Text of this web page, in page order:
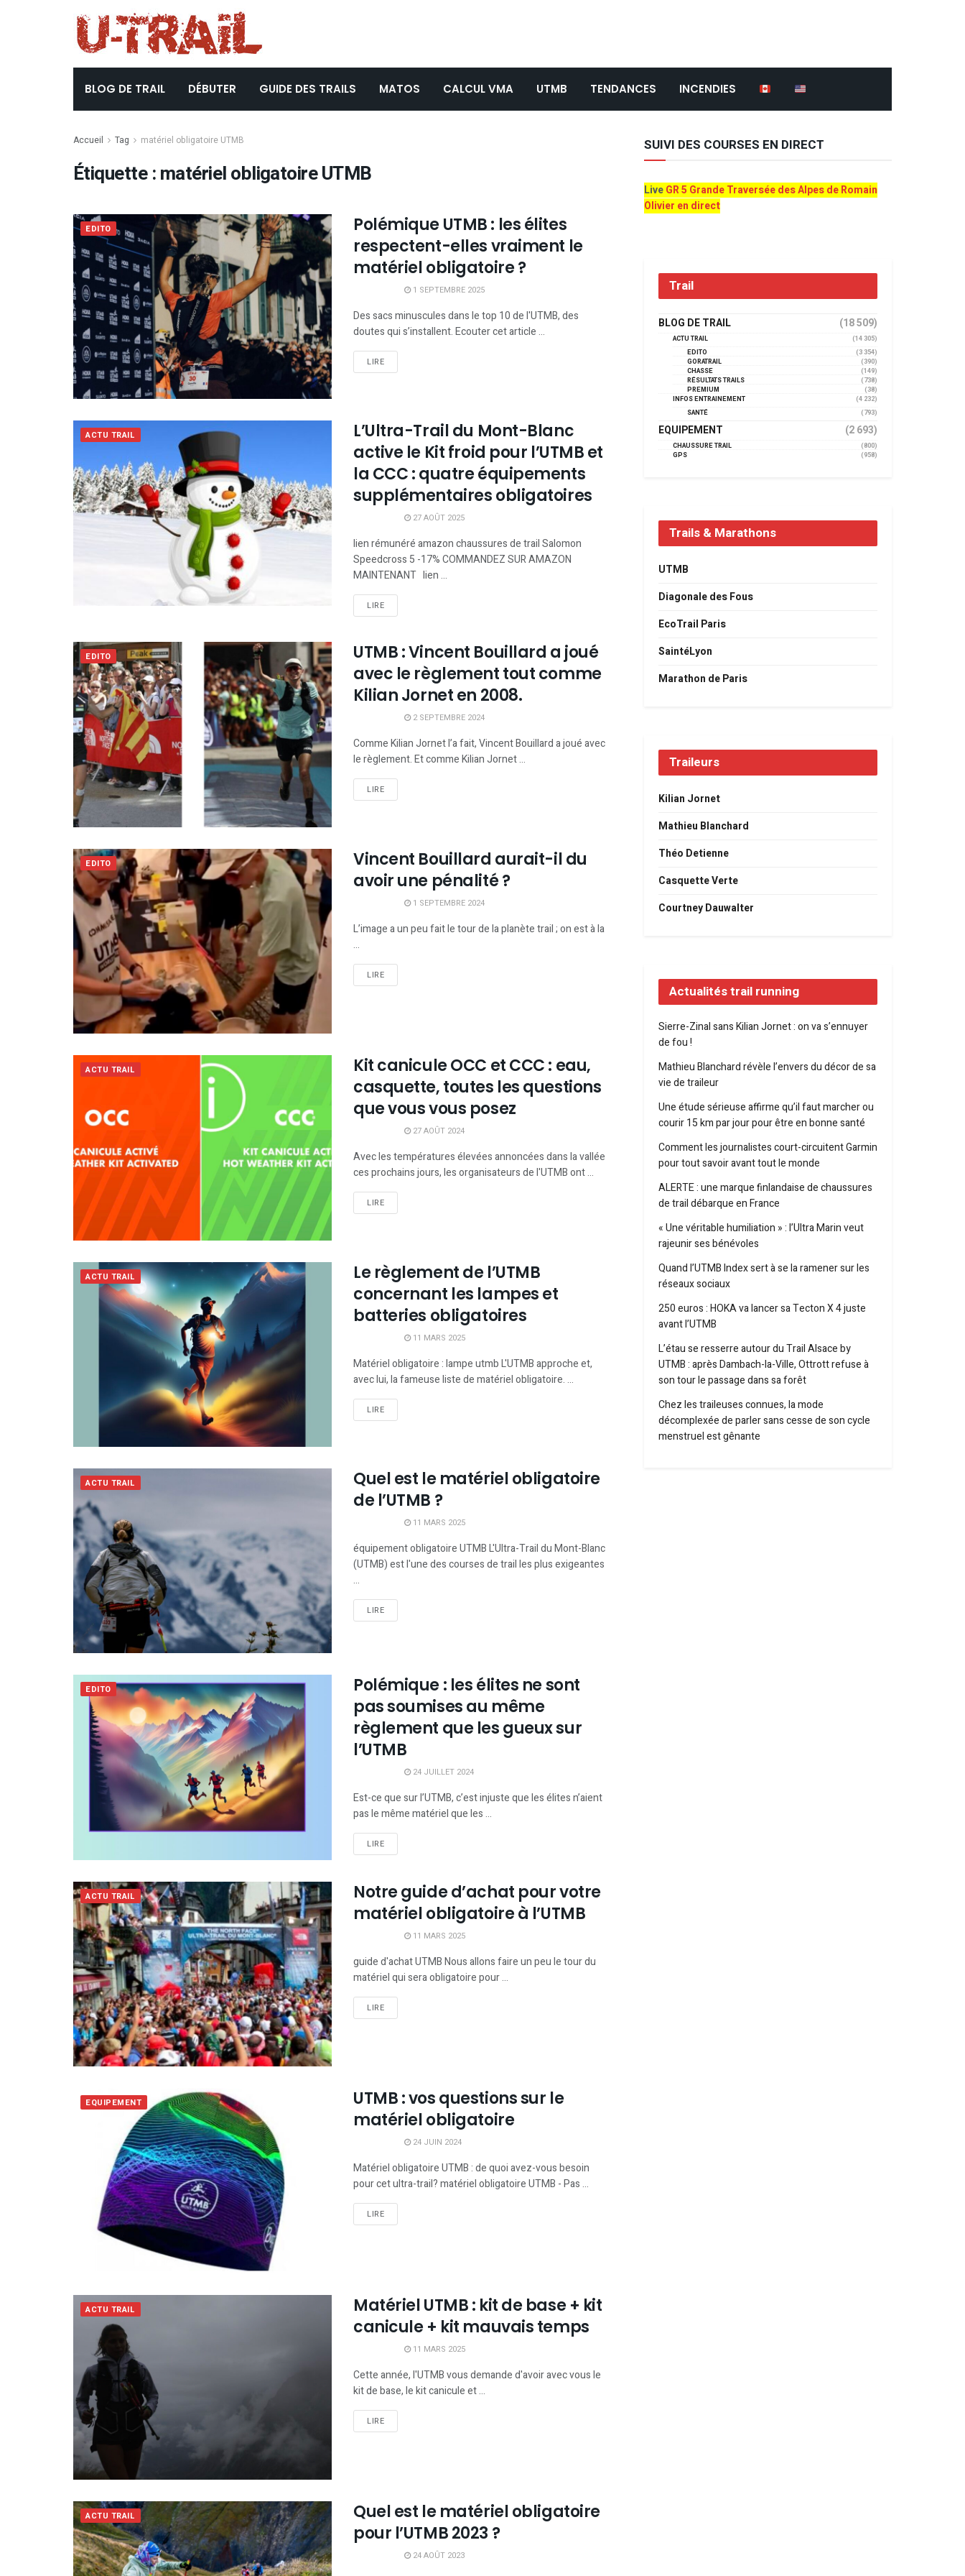
BLOG DE TRAIL DÉBUTER GUIDE DES TRAILS MATOS CALCUL VMA UTMB TENDANCES INCENDIES
Accueil Tag matériel obligatoire UTMB
Étiquette :matériel obligatoire UTMB
EDITO
Polémique UTMB : les élites
respectent-elles vraiment le
matériel obligatoire ?
1 SEPTEMBRE 2025
Des sacs minuscules dans le top 10 de l'UTMB, des
doutes qui s’installent. Ecouter cet article ...
LIRE
ACTU TRAIL
L’Ultra-Trail du Mont-Blanc
active le Kit froid pour l’UTMB et
la CCC : quatre équipements
supplémentaires obligatoires
27 AOÛT 2025
lien rémunéré amazon chaussures de trail Salomon
Speedcross 5 -17% COMMANDEZ SUR AMAZON
MAINTENANT lien ...
LIRE
EDITO
UTMB : Vincent Bouillard a joué
avec le règlement tout comme
Kilian Jornet en 2008.
2 SEPTEMBRE 2024
Comme Kilian Jornet l’a fait, Vincent Bouillard a joué avec
le règlement. Et comme Kilian Jornet ...
LIRE
EDITO
Vincent Bouillard aurait-il du
avoir une pénalité ?
1 SEPTEMBRE 2024
L’image a un peu fait le tour de la planète trail ; on est à la
...
LIRE
ACTU TRAIL
Kit canicule OCC et CCC : eau,
casquette, toutes les questions
que vous vous posez
27 AOÛT 2024
Avec les températures élevées annoncées dans la vallée
ces prochains jours, les organisateurs de l'UTMB ont ...
LIRE
ACTU TRAIL
Le règlement de l’UTMB
concernant les lampes et
batteries obligatoires
11 MARS 2025
Matériel obligatoire : lampe utmb L'UTMB approche et,
avec lui, la fameuse liste de matériel obligatoire. ...
LIRE
ACTU TRAIL
Quel est le matériel obligatoire
de l’UTMB ?
11 MARS 2025
équipement obligatoire UTMB L'Ultra-Trail du Mont-Blanc
(UTMB) est l'une des courses de trail les plus exigeantes
...
LIRE
EDITO
Polémique : les élites ne sont
pas soumises au même
règlement que les gueux sur
l’UTMB
24 JUILLET 2024
Est-ce que sur l’UTMB, c’est injuste que les élites n’aient
pas le même matériel que les ...
LIRE
ACTU TRAIL
Notre guide d’achat pour votre
matériel obligatoire à l’UTMB
11 MARS 2025
guide d'achat UTMB Nous allons faire un peu le tour du
matériel qui sera obligatoire pour ...
LIRE
EQUIPEMENT
UTMB : vos questions sur le
matériel obligatoire
24 JUIN 2024
Matériel obligatoire UTMB : de quoi avez-vous besoin
pour cet ultra-trail? matériel obligatoire UTMB - Pas ...
LIRE
ACTU TRAIL
Matériel UTMB : kit de base + kit
canicule + kit mauvais temps
11 MARS 2025
Cette année, l'UTMB vous demande d'avoir avec vous le
kit de base, le kit canicule et ...
LIRE
ACTU TRAIL
Quel est le matériel obligatoire
pour l’UTMB 2023 ?
24 AOÛT 2023
SUIVI DES COURSES EN DIRECT
LiveGR 5 Grande Traversée des Alpes de Romain
Olivier en direct
Trail
BLOG DE TRAIL (18 509)
ACTU TRAIL
(14 305)
EDITO
(3 354)
GORATRAIL
(390)
CHASSE
(149)
RÉSULTATS TRAILS
(738)
PREMIUM
(38)
INFOS ENTRAINEMENT
(4 232)
SANTÉ
(793)
EQUIPEMENT (2 693)
CHAUSSURE TRAIL
(800)
GPS
(958)
Trails & Marathons
UTMB
Diagonale des Fous
EcoTrail Paris
SaintéLyon
Marathon de Paris
Traileurs
Kilian Jornet
Mathieu Blanchard
Théo Detienne
Casquette Verte
Courtney Dauwalter
Actualités trail running
Sierre-Zinal sans Kilian Jornet : on va s’ennuyer
de fou !
Mathieu Blanchard révèle l’envers du décor de sa
vie de traileur
Une étude sérieuse affirme qu’il faut marcher ou
courir 15 km par jour pour être en bonne santé
Comment les journalistes court-circuitent Garmin
pour tout savoir avant tout le monde
ALERTE : une marque finlandaise de chaussures
de trail débarque en France
« Une véritable humiliation » : l’Ultra Marin veut
rajeunir ses bénévoles
Quand l’UTMB Index sert à se la ramener sur les
réseaux sociaux
250 euros : HOKA va lancer sa Tecton X 4 juste
avant l’UTMB
L’étau se resserre autour du Trail Alsace by
UTMB : après Dambach-la-Ville, Ottrott refuse à
son tour le passage dans sa forêt
Chez les traileuses connues, la mode
décomplexée de parler sans cesse de son cycle
menstruel est gênante